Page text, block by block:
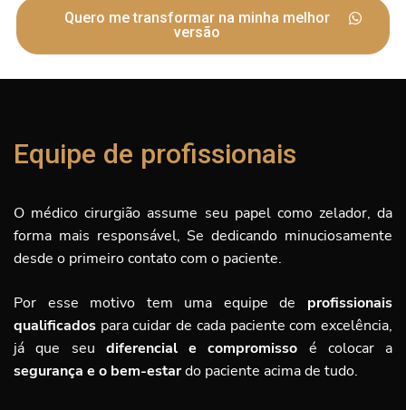
Quero me transformar na minha melhor
versão
Equipe de profissionais
O médico cirurgião assume seu papel como zelador, da
forma mais responsável, Se dedicando minuciosamente
desde o primeiro contato com o paciente.
Por esse motivo tem uma equipe de profissionais
qualificados para cuidar de cada paciente com excelência,
já que seu diferencial e compromisso é colocar a
segurança e o bem-estardo paciente acima de tudo.